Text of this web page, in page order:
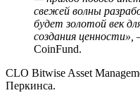
свежей волны
будет золотой век
создания ценности»,
CoinFund.
СLO Bitwise Asset
Перкинса.